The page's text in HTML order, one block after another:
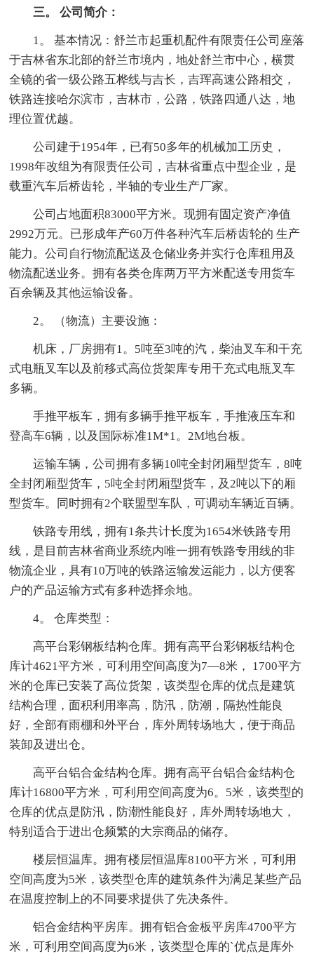
三。 公司简介：
1。 基本情况：舒兰市起重机配件有限责任公司座落
于吉林省东北部的舒兰市境内，地处舒兰市中心，横贯
全镜的省一级公路五桦线与吉长，吉珲高速公路相交，
铁路连接哈尔滨市，吉林市，公路，铁路四通八达，地
理位置优越。
公司建于1954年，已有50多年的机械加工历史，
1998年改组为有限责任公司，吉林省重点中型企业，是
载重汽车后桥齿轮，半轴的专业生产厂家。
公司占地面积83000平方米。现拥有固定资产净值
2992万元。已形成年产60万件各种汽车后桥齿轮的 生产
能力。公司自行物流配送及仓储业务并实行仓库租用及
物流配送业务。拥有各类仓库两万平方米配送专用货车
百余辆及其他运输设备。
2。 （物流）主要设施：
机床，厂房拥有1。5吨至3吨的汽，柴油叉车和干充
式电瓶叉车以及前移式高位货架库专用干充式电瓶叉车
多辆。
手推平板车，拥有多辆手推平板车，手推液压车和
登高车6辆，以及国际标准1M*1。2M地台板。
运输车辆，公司拥有多辆10吨全封闭厢型货车，8吨
全封闭厢型货车，5吨全封闭厢型货车，及2吨以下的厢
型货车。同时拥有2个联盟型车队，可调动车辆近百辆。
铁路专用线，拥有1条共计长度为1654米铁路专用
线，是目前吉林省商业系统内唯一拥有铁路专用线的非
物流企业，具有10万吨的铁路运输发运能力，以方便客
户的产品运输方式有多种选择余地。
4。 仓库类型：
高平台彩钢板结构仓库。拥有高平台彩钢板结构仓
库计4621平方米，可利用空间高度为7—8米， 1700平方
米的仓库已安装了高位货架，该类型仓库的优点是建筑
结构合理，面积利用率高，防汛，防潮，隔热性能良
好，全部有雨棚和外平台，库外周转场地大，便于商品
装卸及进出仓。
高平台铝合金结构仓库。拥有高平台铝合金结构仓
库计16800平方米，可利用空间高度为6。5米，该类型的
仓库的优点是防汛，防潮性能良好，库外周转场地大，
特别适合于进出仓频繁的大宗商品的储存。
楼层恒温库。拥有楼层恒温库8100平方米，可利用
空间高度为5米，该类型仓库的建筑条件为满足某些产品
在温度控制上的不同要求提供了先决条件。
铝合金结构平房库。拥有铝合金板平房库4700平方
米，可利用空间高度为6米，该类型仓库的`优点是库外